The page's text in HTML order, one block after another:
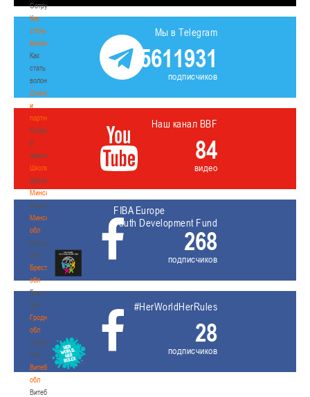
Сотрудничество
Как
стать
волонтером
Как
стать
волонтером
Спонсоры
и
партнеры
Спонсоры
и
партнеры
Школы
Школы
Минск
Минск
Минская
обл
Минская
обл
Брестская
обл
Брестская
обл
Гродненская
обл
Гродненская
обл
Витебская
обл
Витебская
Мы в Telegram
5611931
подписчиков
Наш канал BBF
84
видео
FIBA Europe
Youth Development Fund
268
подписчиков
#HerWorldHerRules
28
подписчиков